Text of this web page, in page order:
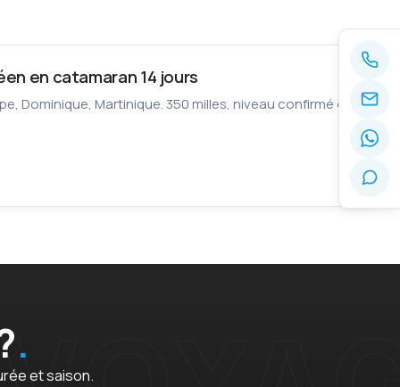
en catamaran 14 jours
Dominique, Martinique. 350 milles, niveau confirmé ou
et saison.